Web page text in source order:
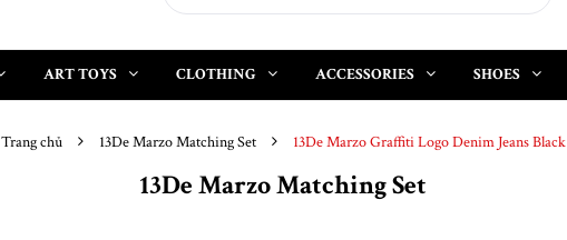
ART TOYS CLOTHING ACCESSORIES SHOES
Trang chủ 13De Marzo Matching Set 13De Marzo Graffiti Logo Denim Jeans Black
13De Marzo Matching Set